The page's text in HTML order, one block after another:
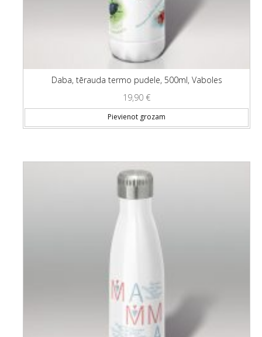
Daba, tērauda termo pudele, 500ml, Vaboles
19,90 €
Pievienot grozam